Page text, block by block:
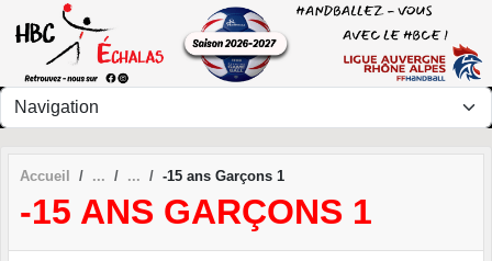
Accueil -15 ans Garçons 1
-15 ANS GARÇONS 1
Panneau de gestion des cookies